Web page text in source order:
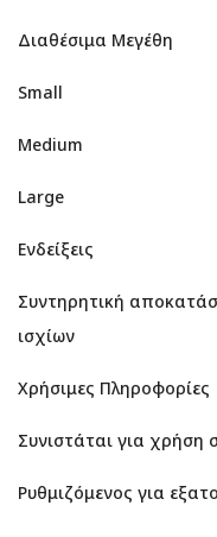
Διαθέσιμα Μεγέθη
Small
Medium
Large
Ενδείξεις
Συντηρητική
ισχίων
Χρήσιμες Πληροφορίες
Συνιστάται για χρήση
Ρυθμιζόμενος για